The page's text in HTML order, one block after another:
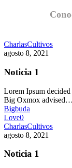
CharlasCultivos
agosto 8, 2021
Noticia 1
Lorem Ipsum
Big Oxmox advised…
Bigbuda
Love0
CharlasCultivos
agosto 8, 2021
Noticia 1